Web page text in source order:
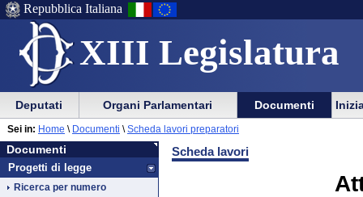
XIII Legislatura
Menu
di
ausilio
alla
navigazione
Vai
Menu
di
navigazione
principale
Repubblica Italiana
Menu
di
navigazione
principale
Vai
menu
di
sezione
Deputati Organi Parlamentari Documenti
Documenti
Vai
al
contenuto
Documenti
Progetti di legge
Ricerca per numero
Sei in: Home \ Documenti \ Scheda lavori preparatori
Scheda lavori